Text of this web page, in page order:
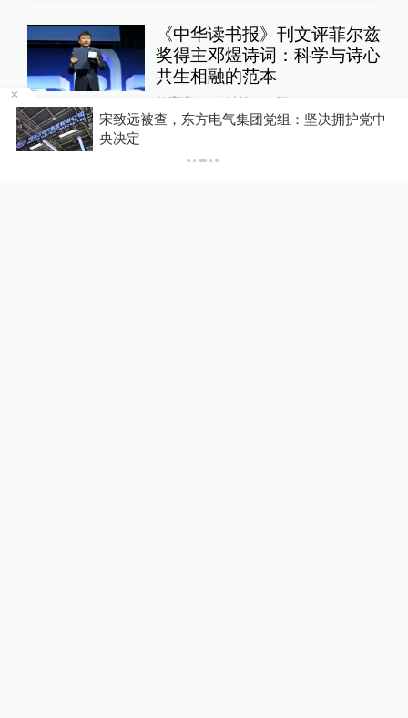
《中华读书报》刊文评菲尔兹
奖得主邓煜诗词：科学与诗心
共生相融的范本
教育家 6小时前 评
高校任免通知引关注：科长、
方电气集团党组：坚决拥护党中
男子在微信家长